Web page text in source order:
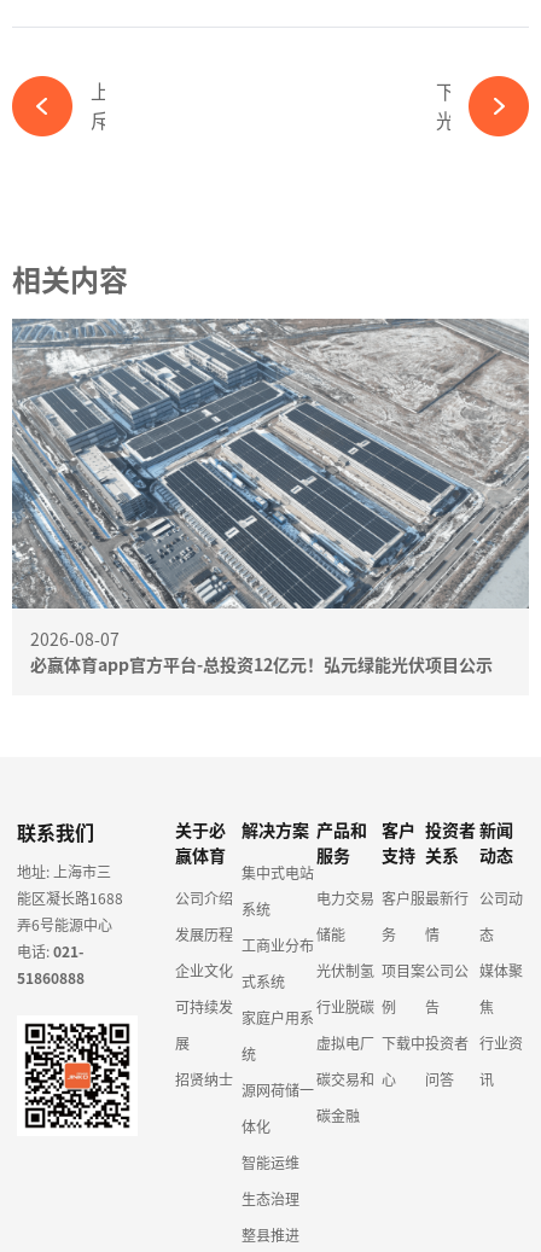
下一篇
光伏再现“抢人大战”，核心技术人员频跳槽、升职-必赢体育app官方平台
相关内容
2026-08-07
必赢体育app官方平台-总投资12亿元！弘元绿能光伏项目公示
联系我们
地址: 上海市三
能区凝长路1688
弄6号能源中心
电话:021-
51860888
关于必
赢体育
公司介绍
发展历程
企业文化
可持续发
展
招贤纳士
解决方案
集中式电站
系统
工商业分布
式系统
家庭户用系
统
源网荷储一
体化
智能运维
生态治理
整县推进
产品和
服务
电力交易
储能
光伏制氢
行业脱碳
虚拟电厂
碳交易和
碳金融
客户
支持
客户服
务
项目案
例
下载中
心
投资者
关系
最新行
情
公司公
告
投资者
问答
新闻
动态
公司动
态
媒体聚
焦
行业资
讯